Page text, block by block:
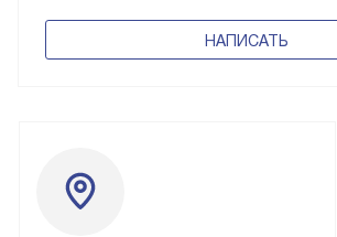
НАПИСАТЬ